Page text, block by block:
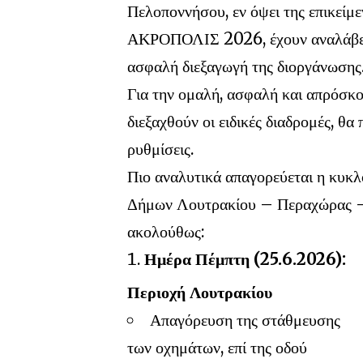
Πελοποννήσου, εν όψει της
ΑΚΡΟΠΟΛΙΣ 2026, έχουν αναλάβει
ασφαλή διεξαγωγή της
Για την ομαλή, ασφαλή και
διεξαχθούν οι ειδικές διαδρομές,
ρυθμίσεις.
Πιο αναλυτικά απαγορεύεται η
Δήμων Λουτρακίου – Περαχώρας
ακολούθως:
Ημέρα Πέμπτη (25.6.2026):
Περιοχή Λουτρακίου
Απαγόρευση της στάθμευσης
των οχημάτων, επί της οδού